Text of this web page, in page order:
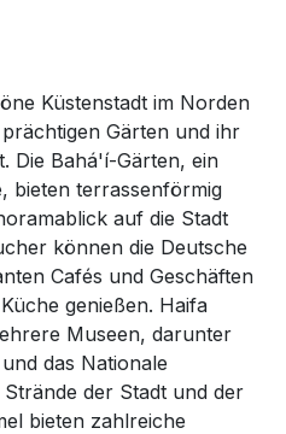
Küstenstadt im Norden
Gärten und ihr
Die Bahá'í-Gärten, ein
bieten terrassenförmig
auf die Stadt
können die Deutsche
Cafés und Geschäften
genießen. Haifa
Museen, darunter
das Nationale
der Stadt und der
bieten zahlreiche